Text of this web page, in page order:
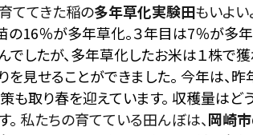
ててきた稲の多年草化実験田もいよい
の16％が多年草化。３年目は7％が多年
でしたが、多年草化したお米は１株で
を見せることができました。 今年は、昨
も取り春を迎えています。 収穫量はど
私たちの育てている田んぼは、岡崎